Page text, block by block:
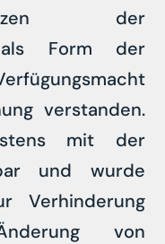
der
als Form der
verstanden.
mit der
und wurde
Verhinderung
von